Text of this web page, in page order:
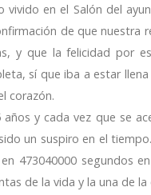
vivido en el Salón del
de que nuestra
y que la felicidad por
sí que iba a estar
corazón.
años y cada vez que se
un suspiro en el
473040000 segundos
de la vida y la una de